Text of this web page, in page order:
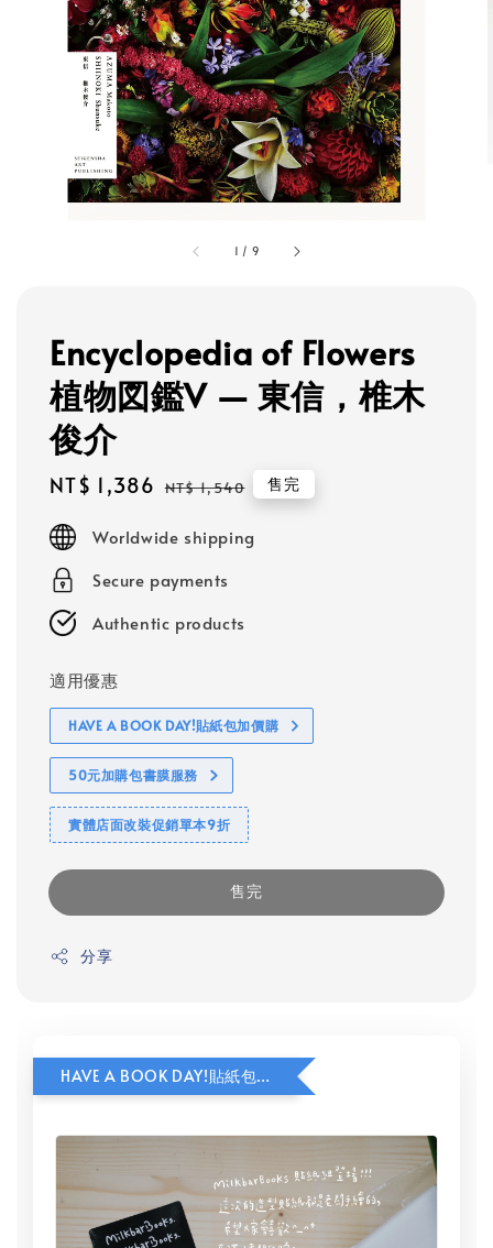
1 / 9
Encyclopedia of Flowers
植物図鑑V — 東信，椎木
俊介
Sale
NT$ 1,386 Regular
NT$ 1,540 售完
Worldwide shipping
Secure payments
Authentic products
適用優惠
HAVE A BOOK DAY!貼紙包加價購
50元加購包書膜服務
實體店面改裝促銷單本9折
售完
分享
HAVE A BOOK DAY!貼紙包加價購